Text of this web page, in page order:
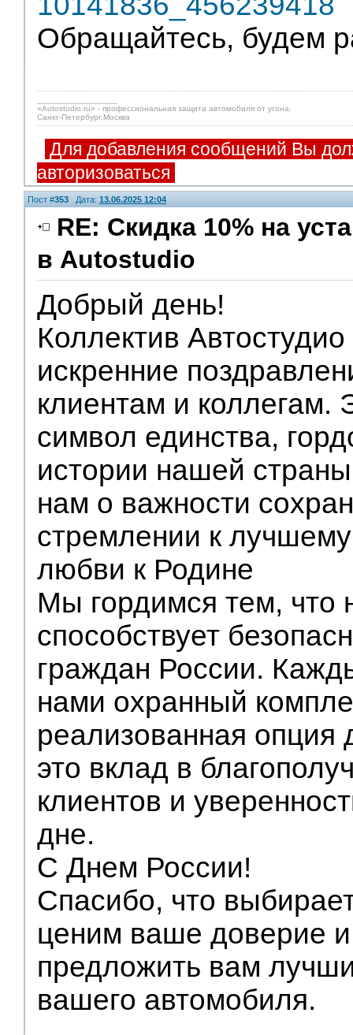
Обращайтесь, будем
«Autostudio.ru» - профессиональная защита автомобиля от угона.
Санкт-Петербург,Москва
Для добавления сообщений Вы
авторизоваться
Пост #353 Дата: 13.06.2025 12:04
RE: Скидка 10% на
в Autostudio
Добрый день!
Коллектив
искренние
клиентам и коллегам.
символ единства,
истории нашей
нам о важности
стремлении к
любви к Родине
Мы гордимся тем, что
способствует
граждан России.
нами охранный
реализованная опция
это вклад в
клиентов и
дне.
С Днем России!
Спасибо, что
ценим ваше доверие и
предложить вам
вашего автомобиля.